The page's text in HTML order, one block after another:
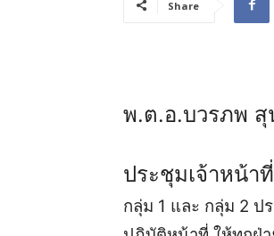
Share
พ.ต.อ.บวรภพ สุ
ประชุมเจ้าหน้า
กลุ่ม 1 และ กลุ่ม 2 ป